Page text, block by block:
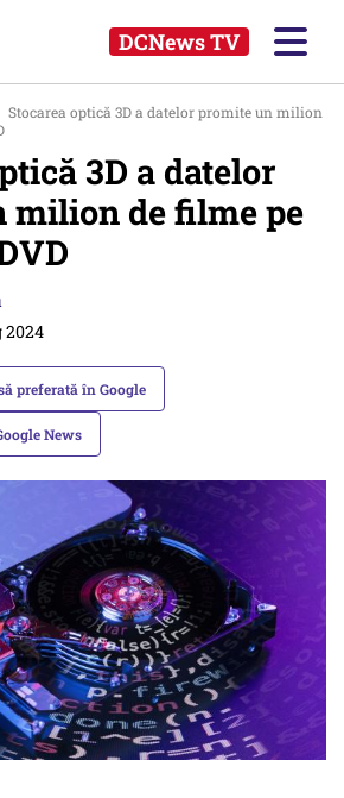
DCNews TV
Stocarea optică 3D a datelor promite un milion
3D a datelor
milion de filme pe
2024
preferată în Google
News